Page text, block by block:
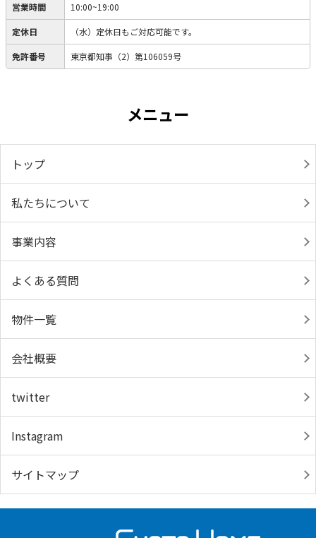
営業時間 10:00~19:00
定休日 （水）定休日もご対応可能です。
免許番号 東京都知事（2）第106059号
メニュー
トップ
私たちについて
事業内容
よくある質問
物件一覧
会社概要
twitter
Instagram
サイトマップ